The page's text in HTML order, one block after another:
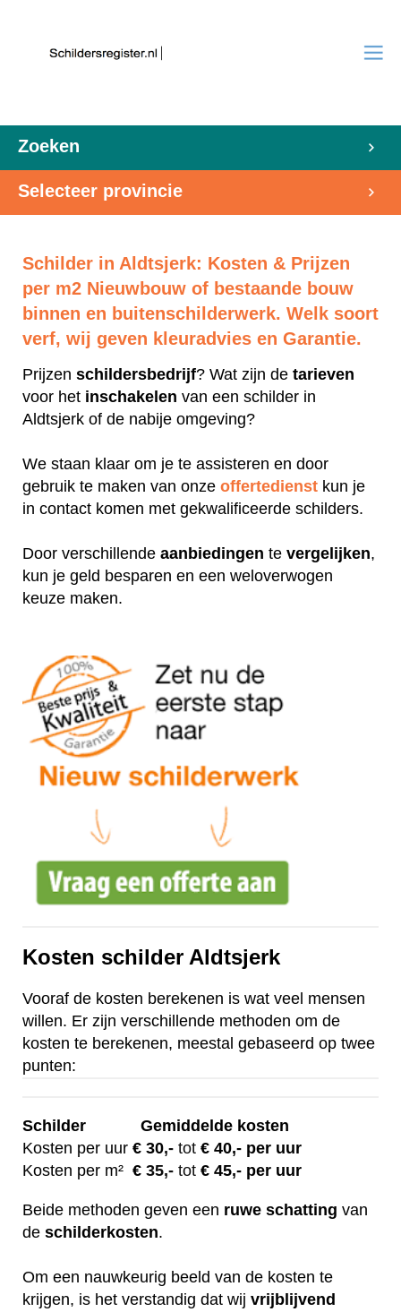
Zoeken
Selecteer provincie
Schilder in Aldtsjerk: Kosten & Prijzen
per m2 Nieuwbouw of bestaande bouw
binnen en buitenschilderwerk. Welk soort
verf, wij geven kleuradvies en Garantie.
Prijzen schildersbedrijf? Wat zijn de tarieven
voor het inschakelen van een schilder in
Aldtsjerk of de nabije omgeving?
We staan klaar om je te assisteren en door
gebruik te maken van onze offertedienst kun je
in contact komen met gekwalificeerde schilders.
Door verschillende aanbiedingen te vergelijken,
kun je geld besparen en een weloverwogen
keuze maken.
Kosten schilder Aldtsjerk
Vooraf de kosten berekenen is wat veel mensen
willen. Er zijn verschillende methoden om de
kosten te berekenen, meestal gebaseerd op twee
punten:
Schilder
Gemiddelde kosten
Kosten per uur € 30,- tot € 40,- per uur
Kosten per m² € 35,- tot € 45,- per uur
Beide methoden geven een ruwe schatting van
de schilderkosten.
Om een nauwkeurig beeld van de kosten te
krijgen, is het verstandig dat wij vrijblijvend